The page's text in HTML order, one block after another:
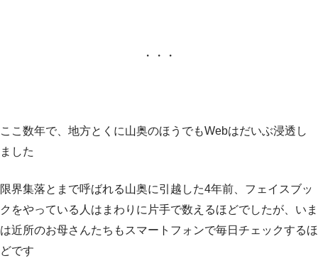
・・・
ここ数年で、地方とくに山奥のほうでもWebはだいぶ浸透し
ました
限界集落とまで呼ばれる山奥に引越した4年前、フェイスブッ
クをやっている人はまわりに片手で数えるほどでしたが、いま
は近所のお母さんたちもスマートフォンで毎日チェックするほ
どです